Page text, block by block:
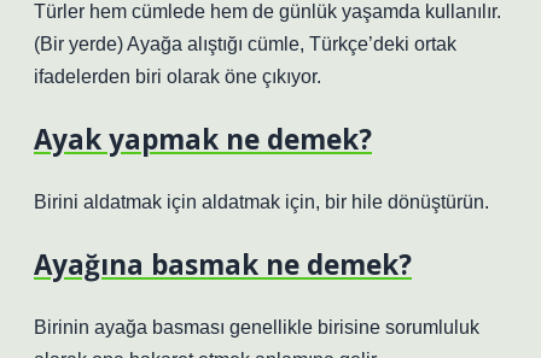
Türler hem cümlede hem de günlük yaşamda kullanılır.
(Bir yerde) Ayağa alıştığı cümle, Türkçe’deki ortak
ifadelerden biri olarak öne çıkıyor.
Ayak yapmak ne demek?
Birini aldatmak için aldatmak için, bir hile dönüştürün.
Ayağına basmak ne demek?
Birinin ayağa basması genellikle birisine sorumluluk